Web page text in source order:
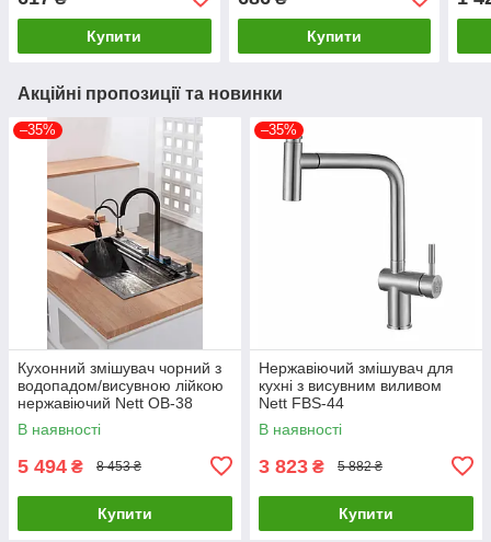
Купити Купити
Акційні пропозиції та новинки
–35%
Кухонний змішувач чорний з
водопадом/висувною лійкою
нержавіючий Nett OB-38
В наявності
5 494 ₴ 8 453 ₴
Купити
–35%
Нержавіючий змішувач для
кухні з висувним виливом
Nett FBS-44
В наявності
3 823 ₴ 5 882 ₴
Купити